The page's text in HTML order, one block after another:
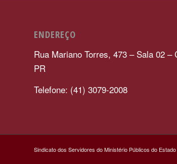
ENDEREÇO
Rua Mariano Torres, 473 – Sala 02 –
PR
Telefone: (41) 3079-2008
Sindicato dos Servidores do Ministério Públicos do